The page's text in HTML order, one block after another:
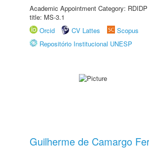
Academic Appointment Category:
title: MS-3.1
Orcid
CV Lattes
Scopus
Repositório Institucional UNESP
Guilherme de Camargo